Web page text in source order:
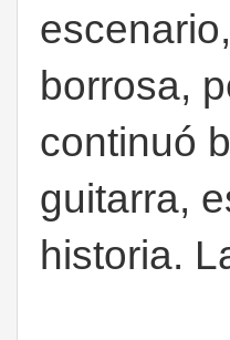
borrosa,
continuó
guitarra,
historia.